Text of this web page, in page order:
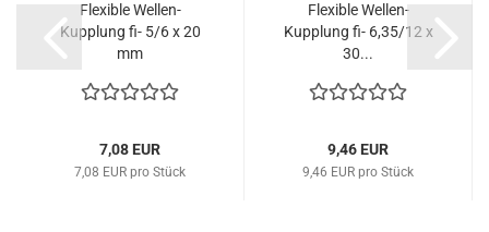
Flexible Wellen-
Kupplung fi- 5/6 x 20
mm
7,08 EUR
7,08 EUR pro Stück
Flexible Wellen-
Kupplung fi- 6,35/12 x
30...
9,46 EUR
9,46 EUR pro Stück